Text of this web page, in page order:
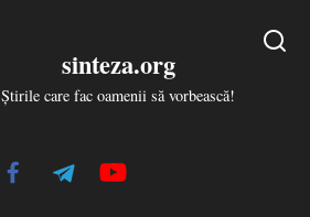
sinteza.org
Știrile care fac oamenii să vorbească!